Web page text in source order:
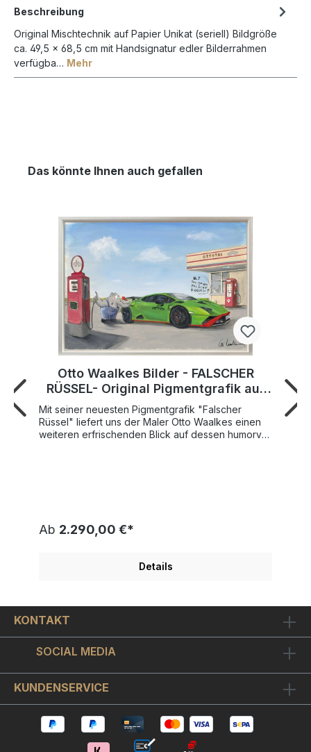
Beschreibung
Original Mischtechnik auf Papier Unikat (seriell) Bildgröße
ca. 49,5 x 68,5 cm mit Handsignatur edler Bilderrahmen
verfügba… Mehr
Das könnte Ihnen auch gefallen
Otto Waalkes Bilder - FALSCHER
RÜSSEL- Original Pigmentgrafik auf
Leinwand
Mit seiner neuesten Pigmentgrafik "Falscher
Rüssel" liefert uns der Maler Otto Waalkes einen
weiteren erfrischenden Blick auf dessen humorvoll
dabei denkt. Das überraschend lebendig
leuchtend grüne Lamborghini. Der „Falsche
Rüssel“ als Gegenstück zur schnittigen Eleganz
unserer Wahrnehmung anspielt, sondern auch
Waalkes’ Fähigkeit aufzeigt, scheinbar
widersprüchliche Elemente miteinander zu
verbinden. Der Maler Otto Waalkes hat diese
original Pigmentgrafik in einem Format von 70x50
cm auf Leinwand gearbeitet. Sie erhalten ein
exklusives Exemplar von "Falscher Rüssel", die
und einzeln nummeriert. Einen
geschmackvollen Bilderrahmen wählen Sie bitte
oben in der Auswahlbox. Mit dem edlen weißen
Ab 2.290,00 €*
Details
KONTAKT
SOCIAL MEDIA
KUNDENSERVICE